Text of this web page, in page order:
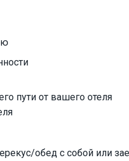
пути от вашего отеля
обед с собой или